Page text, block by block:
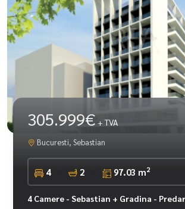
305.999€+ TVA
Bucuresti, Sebastian
4 2 97.03 m2
4 Camere - Sebastian + Gradina -